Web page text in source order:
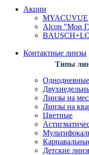
Акции
MYACUVUE
Alcon "Мои
Контактные линзы
Типы
Однодневные
Линзы на
Линзы на
Цветные
Детские